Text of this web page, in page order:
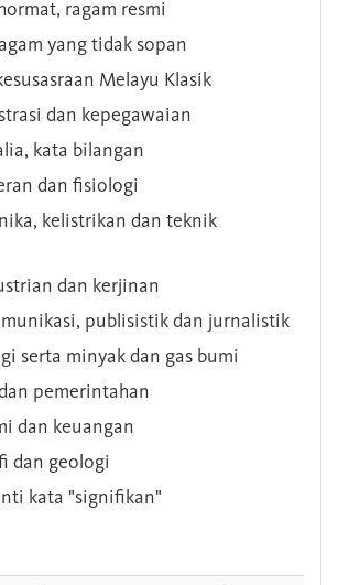
ragam resmi
yang tidak sopan
Melayu Klasik
dan kepegawaian
kata bilangan
dan fisiologi
kelistrikan dan teknik
dan kerjinan
publisistik dan jurnalistik
serta minyak dan gas bumi
pemerintahan
dan keuangan
dan geologi
kata "signifikan"